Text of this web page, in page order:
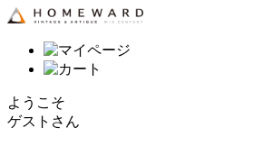
ようこそ
ゲストさん